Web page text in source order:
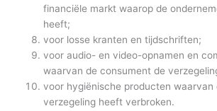
financiële markt waarop de
heeft;
voor losse kranten en tijdschriften;
voor audio- en video-opnamen en
waarvan de consument de
voor hygiënische producten waarvan
verzegeling heeft verbroken.